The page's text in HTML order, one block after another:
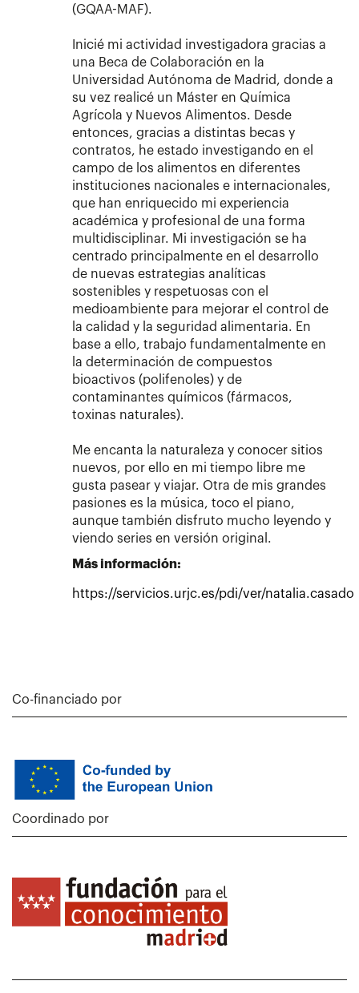
(GQAA-MAF).
Inicié mi actividad investigadora gracias a
una Beca de Colaboración en la
Universidad Autónoma de Madrid, donde a
su vez realicé un Máster en Química
Agrícola y Nuevos Alimentos. Desde
entonces, gracias a distintas becas y
contratos, he estado investigando en el
campo de los alimentos en diferentes
instituciones nacionales e internacionales,
que han enriquecido mi experiencia
académica y profesional de una forma
multidisciplinar. Mi investigación se ha
centrado principalmente en el desarrollo
de nuevas estrategias analíticas
sostenibles y respetuosas con el
medioambiente para mejorar el control de
la calidad y la seguridad alimentaria. En
base a ello, trabajo fundamentalmente en
la determinación de compuestos
bioactivos (polifenoles) y de
contaminantes químicos (fármacos,
toxinas naturales).
Me encanta la naturaleza y conocer sitios
nuevos, por ello en mi tiempo libre me
gusta pasear y viajar. Otra de mis grandes
pasiones es la música, toco el piano,
aunque también disfruto mucho leyendo y
viendo series en versión original.
Más información:
https://servicios.urjc.es/pdi/ver/natalia.casado
Co-financiado por
Coordinado por